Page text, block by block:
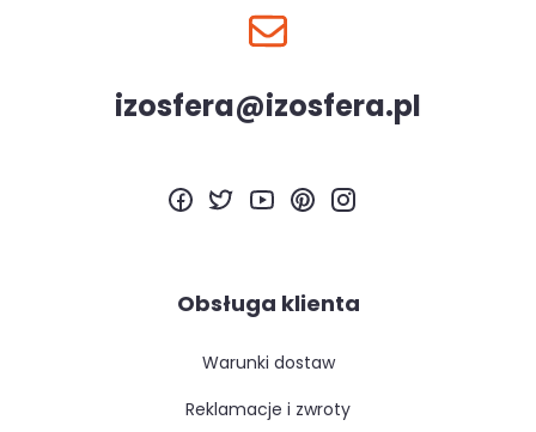
izosfera@izosfera.pl
Obsługa klienta
warunki dostaw
reklamacje i zwroty